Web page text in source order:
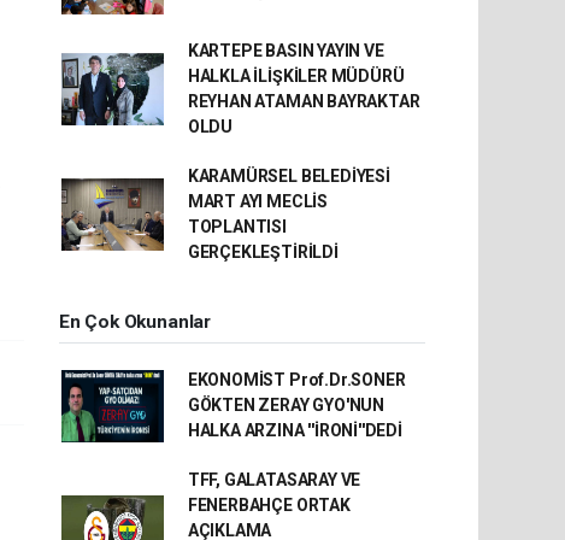
KARTEPE BASIN YAYIN VE
HALKLA İLİŞKİLER MÜDÜRÜ
REYHAN ATAMAN BAYRAKTAR
OLDU
KARAMÜRSEL BELEDİYESİ
MART AYI MECLİS
TOPLANTISI
GERÇEKLEŞTİRİLDİ
En Çok Okunanlar
EKONOMİST Prof.Dr.SONER
GÖKTEN ZERAY GYO'NUN
HALKA ARZINA ''İRONİ''DEDİ
TFF, GALATASARAY VE
FENERBAHÇE ORTAK
AÇIKLAMA